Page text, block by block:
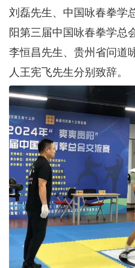
刘磊先生、中国咏春拳学
阳第三届中国咏春拳学总
李恒昌先生、贵州省问道
人王宪飞先生分别致辞。